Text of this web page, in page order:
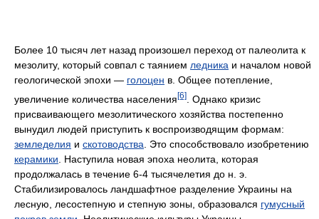
Более 10 тысяч лет назад произошел переход от палеолита к
мезолиту, который совпал с таянием ледника и началом новой
геологической эпохи — голоцен в. Общее потепление,
увеличение количества населения [6]
. Однако кризис
присваивающего мезолитического хозяйства постепенно
вынудил людей приступить к воспроизводящим формам:
земледелия и скотоводства . Это способствовало изобретению
керамики . Наступила новая эпоха неолита, которая
продолжалась в течение 6-4 тысячелетия до н. э.
Стабилизировалось ландшафтное разделение Украины на
лесную, лесостепную и степную зоны, образовался гумусный